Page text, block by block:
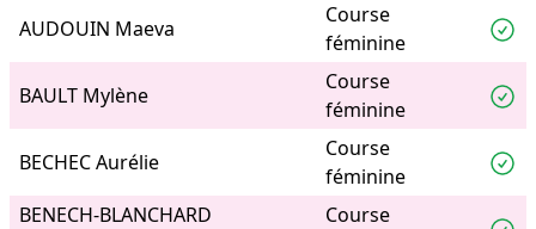
AUDOUIN Maeva
Course
féminine
BAULT Mylène
Course
féminine
BECHEC Aurélie
Course
féminine
BENECH-BLANCHARD
Course